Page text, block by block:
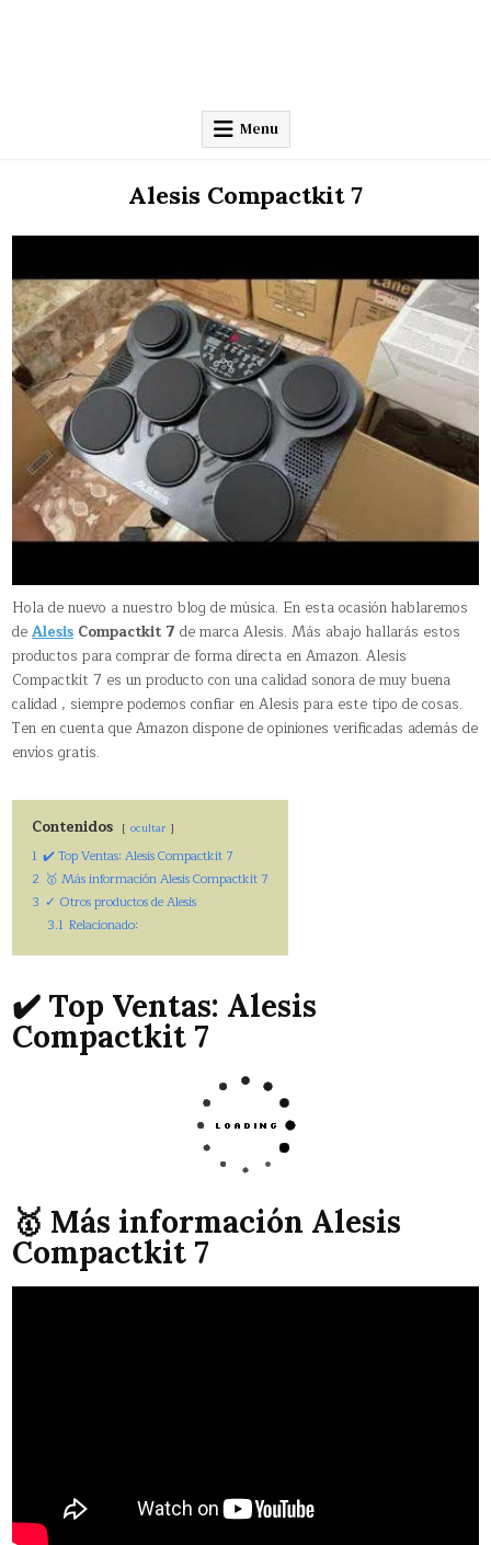
Menu
Alesis Compactkit 7
Hola de nuevo a nuestro blog de música. En esta ocasión hablaremos
deAlesisCompactkit 7 de marca Alesis. Más abajo hallarás estos
productos para comprar de forma directa en Amazon. Alesis
Compactkit 7 es un producto con una calidad sonora de muy buena
calidad , siempre podemos confiar en Alesis para este tipo de cosas.
Ten en cuenta que Amazon dispone de opiniones verificadas además de
envíos gratis.
Contenidos ocultar
1 ✔️ Top Ventas: Alesis Compactkit 7
2 🥇 Más información Alesis Compactkit 7
3 ✓ Otros productos de Alesis
3.1 Relacionado:
✔️ Top Ventas: Alesis
Compactkit 7
🥇 Más información Alesis
Compactkit 7